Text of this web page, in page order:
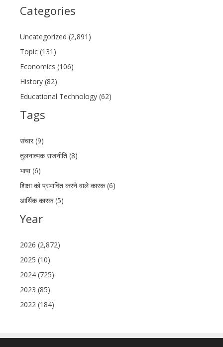
Categories
Uncategorized (2,891)
Topic (131)
Economics (106)
History (82)
Educational Technology (62)
Tags
संचार (9)
तुलनात्मक राजनीति (8)
भाषा (6)
शिक्षा को प्रभावित करने वाले कारक (6)
आर्थिक कारक (5)
Year
2026 (2,872)
2025 (10)
2024 (725)
2023 (85)
2022 (184)